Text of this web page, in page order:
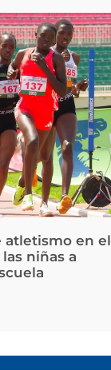
atletismo en el
niñas a